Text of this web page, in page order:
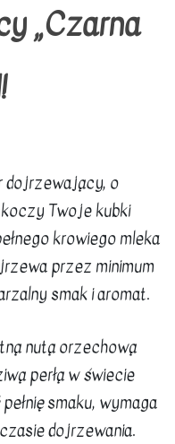
„Czarna
dojrzewający, o
Twoje kubki
krowiego mleka
przez minimum
smak i aromat.
nutą orzechową
perłą w świecie
smaku, wymaga
dojrzewania.